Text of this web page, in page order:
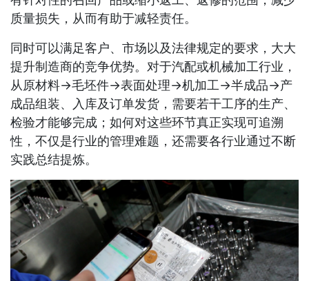
质量损失，从而有助于减轻责任。
同时可以满足客户、市场以及法律规定的要求，大大
提升制造商的竞争优势。对于汽配或机械加工行业，
从原材料->毛坯件->表面处理->机加工->半成品->产
成品组装、入库及订单发货，需要若干工序的生产、
检验才能够完成；如何对这些环节真正实现可追溯
性，不仅是行业的管理难题，还需要各行业通过不断
实践总结提炼。